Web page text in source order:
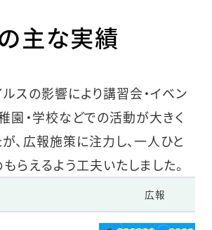
主な実績
スの影響により講習会・イベン
園・学校などでの活動が大きく
、広報施策に注力し、一人ひと
らえるよう工夫いたしました。
広報